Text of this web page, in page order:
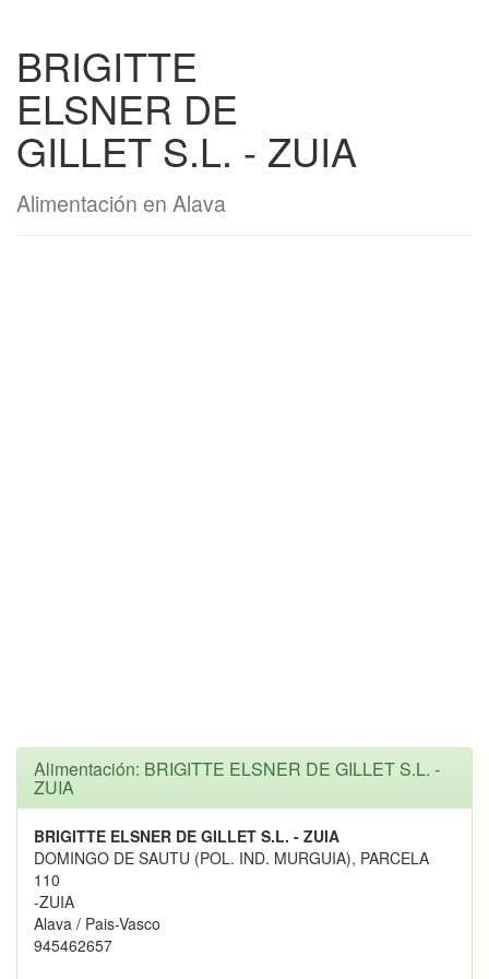
BRIGITTE
ELSNER DE
GILLET S.L. - ZUIA
Alimentación en Alava
Alimentación: BRIGITTE ELSNER DE GILLET S.L. -
ZUIA
BRIGITTE ELSNER DE GILLET S.L. - ZUIA
DOMINGO DE SAUTU (POL. IND. MURGUIA), PARCELA
110
-ZUIA
Alava / Pais-Vasco
945462657